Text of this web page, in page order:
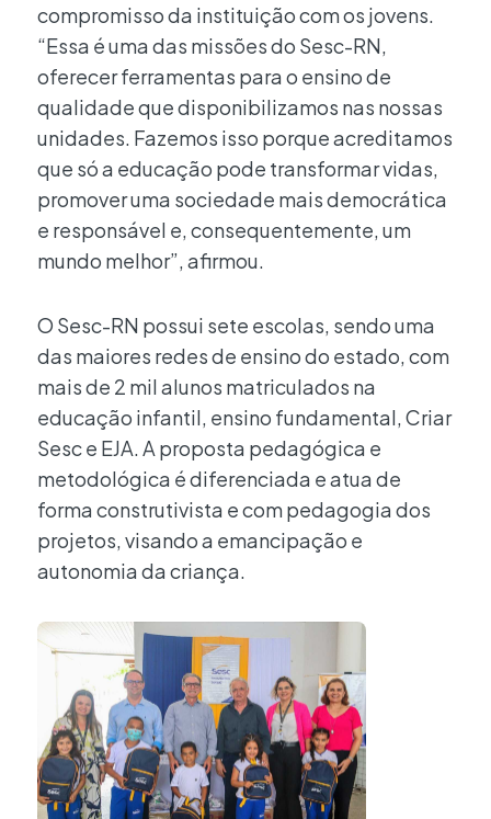
compromisso da instituição com os jovens.
“Essa é uma das missões do Sesc-RN,
oferecer ferramentas para o ensino de
qualidade que disponibilizamos nas nossas
unidades. Fazemos isso porque acreditamos
que só a educação pode transformar vidas,
promover uma sociedade mais democrática
e responsável e, consequentemente, um
mundo melhor”, afirmou.
O Sesc-RN possui sete escolas, sendo uma
das maiores redes de ensino do estado, com
mais de 2 mil alunos matriculados na
educação infantil, ensino fundamental, Criar
Sesc e EJA. A proposta pedagógica e
metodológica é diferenciada e atua de
forma construtivista e com pedagogia dos
projetos, visando a emancipação e
autonomia da criança.